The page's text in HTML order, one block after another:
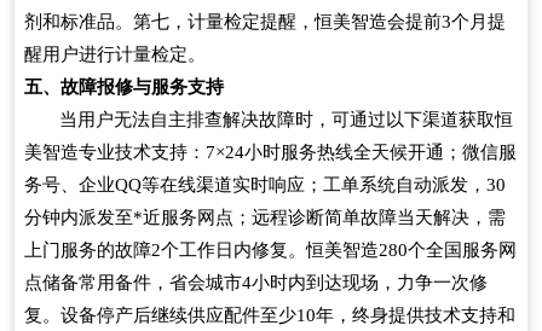
剂和标准品。第七，计量检定提醒，恒美智造会提前3个月提
醒用户进行计量检定。
五、故障报修与服务支持
当用户无法自主排查解决故障时，可通过以下渠道获取恒
美智造专业技术支持：7×24小时服务热线全天候开通；微信服
务号、企业QQ等在线渠道实时响应；工单系统自动派发，30
分钟内派发至*近服务网点；远程诊断简单故障当天解决，需
上门服务的故障2个工作日内修复。恒美智造280个全国服务网
点储备常用备件，省会城市4小时内到达现场，力争一次修
复。设备停产后继续供应配件至少10年，终身提供技术支持和